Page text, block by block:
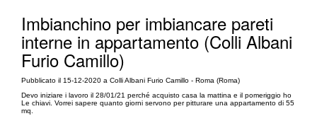
Imbianchino per imbiancare pareti
interne in appartamento (Colli Albani
Furio Camillo)
Pubblicato il 15-12-2020 a Colli Albani Furio Camillo - Roma (Roma)
Devo iniziare i lavoro il 28/01/21 perché acquisto casa la mattina e il pomeriggio ho
Le chiavi. Vorrei sapere quanto giorni servono per pitturare una appartamento di 55
mq.